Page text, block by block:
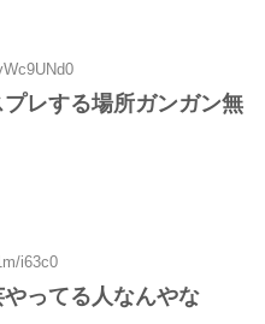
レする場所ガンガン無
i63c0
ってる人なんやな